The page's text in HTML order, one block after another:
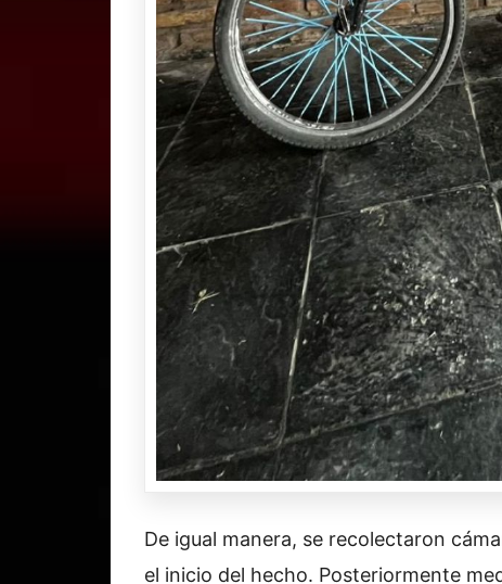
De igual manera, se recolectaron
el inicio del hecho. Posteriormente